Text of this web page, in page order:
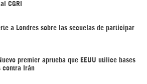
CGRI
a Londres sobre las secuelas de participar
premier aprueba que EEUU utilice bases
contra Irán